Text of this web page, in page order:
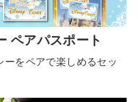
ペアパスポート
ーをペアで楽しめるセッ